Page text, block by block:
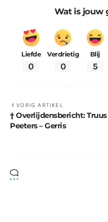
Wat is jouw
Liefde
0
Verdrietig
0
Blij
5
VORIG ARTIKEL
† Overlijdensbericht: Truus
Peeters – Gerris